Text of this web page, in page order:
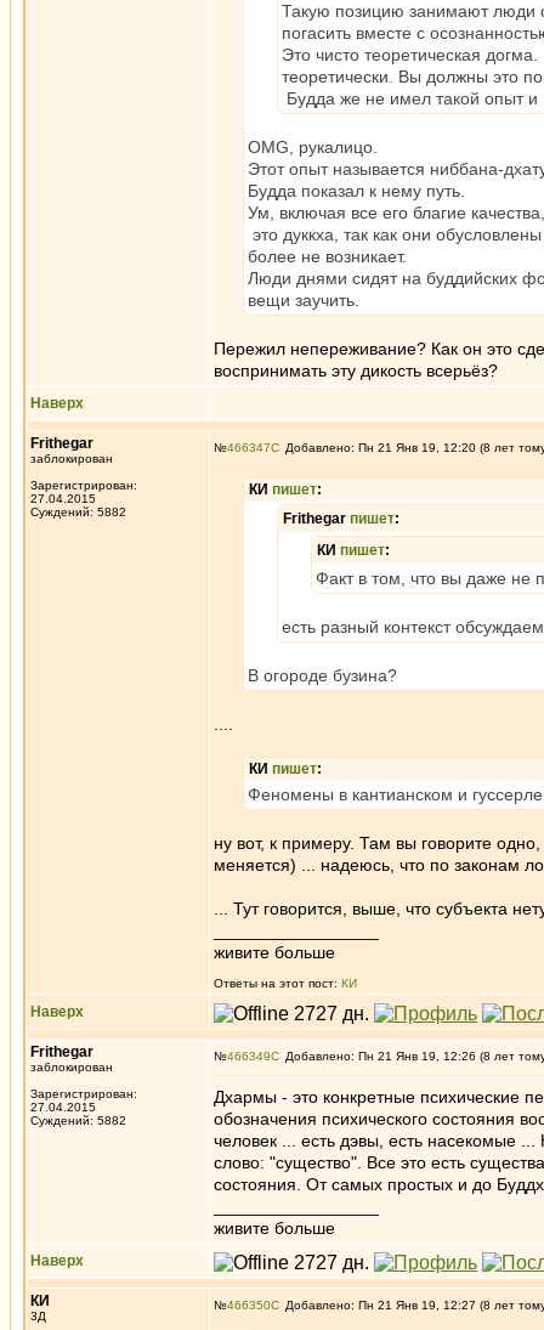
Такую позицию занимают люди
погасить вместе с
Это чисто теоретическая
теоретически. Вы должны это
Будда же не имел такой опыт
OMG, рукалицо.
Этот опыт называется ниббана-
Будда показал к нему путь.
Ум, включая все его благие
это дуккха, так как они
более не возникает.
Люди днями сидят на буддийских
вещи заучить.
Пережил непереживание? Как он это
воспринимать эту дикость всерьёз?
Наверх
Frithegar
заблокирован
Зарегистрирован:
27.04.2015
Суждений: 5882
№466347 Добавлено: Пн 21 Янв 19, 12:20 (8 лет
КИ пишет:
Frithegar пишет:
КИ пишет:
Факт в том, что вы даже не
есть разный контекст
В огороде бузина?
КИ пишет:
Феномены в кантианском и
ну вот, к примеру. Там вы говорите
меняется) ... надеюсь, что по законам
... Тут говорится, выше, что субъекта
живите больше
Ответы на этот пост: КИ
Наверх
Frithegar
заблокирован
Зарегистрирован:
27.04.2015
Суждений: 5882
№466349 Добавлено: Пн 21 Янв 19, 12:26 (8 лет
Дхармы - это конкретные психические
обозначения психического состояния
человек ... есть дэвы, есть насекомые
слово: "существо". Все это есть
состояния. От самых простых и до
живите больше
Наверх
КИ
3Д
№466350 Добавлено: Пн 21 Янв 19, 12:27 (8 лет